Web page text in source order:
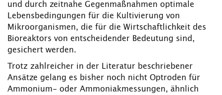
und durch zeitnahe Gegenmaßnahmen optimale
Lebensbedingungen für die Kultivierung von
Mikroorganismen, die für die Wirtschaftlichkeit des
Bioreaktors von entscheidender Bedeutung sind,
gesichert werden.
Trotz zahlreicher in der Literatur beschriebener
Ansätze gelang es bisher noch nicht Optroden für
Ammonium- oder Ammoniakmessungen, ähnlich